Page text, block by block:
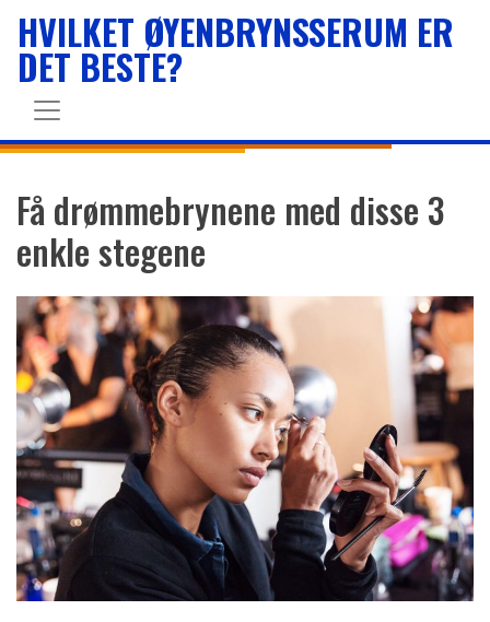
HVILKET ØYENBRYNSSERUM ER
DET BESTE?
Få drømmebrynene med disse 3
enkle stegene